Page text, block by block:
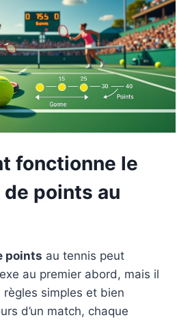
fonctionne le
points au
points au tennis peut
au premier abord, mais il
règles simples et bien
d’un match, chaque